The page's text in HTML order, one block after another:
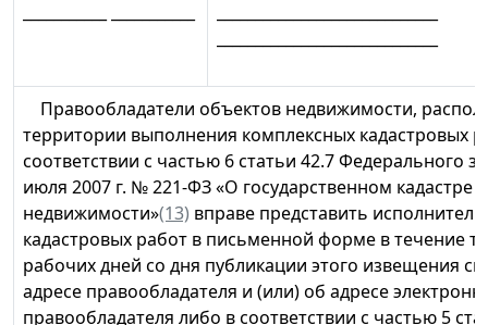
Правообладатели объектов недвижимости,
территории выполнения комплексных кадастровых
соответствии с частью 6 статьи 42.7 Федерального
июля 2007 г. № 221-ФЗ «О государственном кадастре
недвижимости»(13) вправе представить
кадастровых работ в письменной форме в течение
рабочих дней со дня публикации этого извещения
адресе правообладателя и (или) об адресе
правообладателя либо в соответствии с частью 5